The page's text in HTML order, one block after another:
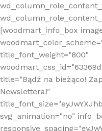
[woodmart_info_box
title_font_weight="800"
title="Bądź na bieżąco!
Newslettera!"
svg_animation="no"